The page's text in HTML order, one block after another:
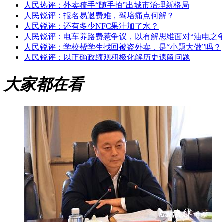
人民热评：外卖骑手“随手拍”出城市治理新格局
人民锐评：报名易退费难，驾培痛点何解？
人民锐评：还有多少NFC果汁加了水？
人民锐评：电车养路费惹争议，以有解思维面对“油电之
人民锐评：学校帮学生找回被盗外卖，是“小题大做”吗？
人民锐评：以正确政绩观积极化解历史遗留问题
大家都在看